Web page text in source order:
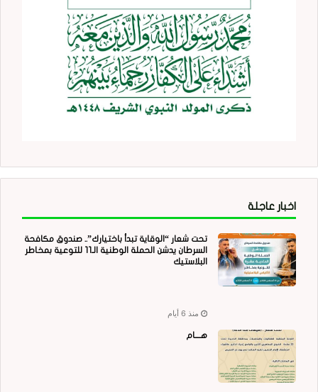
اخبار عاجلة
تحت شعار “الوقاية تبدأ باختيارك”.. صندوق مكافحة
السرطان يدشن الحملة الوطنية الـ11 للتوعية بمخاطر
البلاستيك
منذ 6 أيام
هــــام